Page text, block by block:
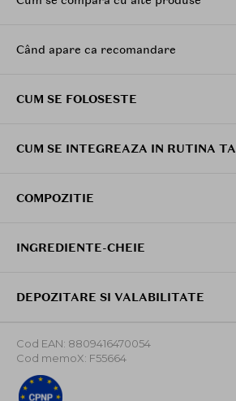
Când apare ca recomandare
CUM SE FOLOSESTE
CUM SE INTEGREAZA IN RUTINA TA
COMPOZITIE
INGREDIENTE-CHEIE
DEPOZITARE SI VALABILITATE
Cod EAN: 8809416470054
Cod memoX: F55664